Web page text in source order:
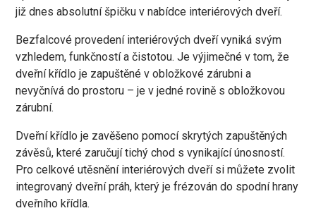
již dnes absolutní špičku v nabídce interiérových dveří.
Bezfalcové provedení interiérových dveří vyniká svým
vzhledem, funkčností a čistotou. Je výjimečné v tom, že
dveřní křídlo je zapuštěné v obložkové zárubni a
nevyčnívá do prostoru – je v jedné rovině s obložkovou
zárubní.
Dveřní křídlo je zavěšeno pomocí skrytých zapuštěných
závěsů, které zaručují tichý chod s vynikající únosností.
Pro celkové utěsnění interiérových dveří si můžete zvolit
integrovaný dveřní práh, který je frézován do spodní hrany
dveřního křídla.